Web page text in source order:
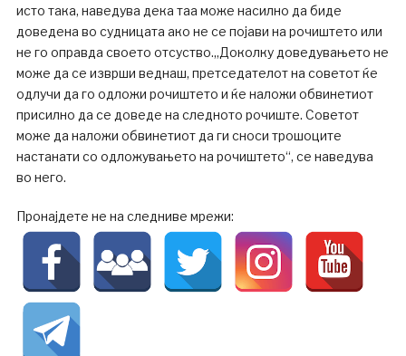
исто така, наведува дека таа може насилно да биде
доведена во судницата ако не се појави на рочиштето или
не го оправда своето отсуство.„Доколку доведувањето не
може да се изврши веднаш, претседателот на советот ќе
одлучи да го одложи рочиштето и ќе наложи обвинетиот
присилно да се доведе на следното рочиште. Советот
може да наложи обвинетиот да ги сноси трошоците
настанати со одложувањето на рочиштето“, се наведува
во него.
Пронајдете не на следниве мрежи: